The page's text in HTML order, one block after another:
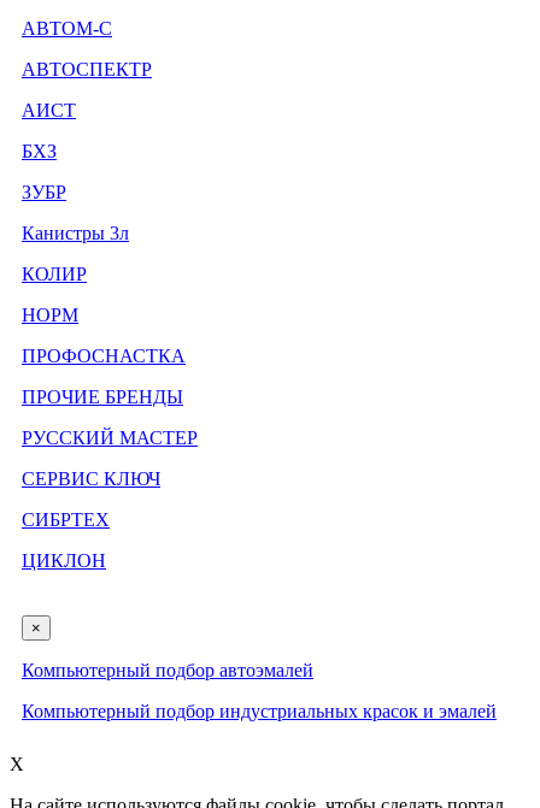
АВТОМ-С
АВТОСПЕКТР
АИСТ
БХЗ
ЗУБР
Канистры 3л
КОЛИР
НОРМ
ПРОФОСНАСТКА
ПРОЧИЕ БРЕНДЫ
РУССКИЙ МАСТЕР
СЕРВИС КЛЮЧ
СИБРТЕХ
ЦИКЛОН
×
Компьютерный подбор автоэмалей
Компьютерный подбор индустриальных красок и эмалей
X